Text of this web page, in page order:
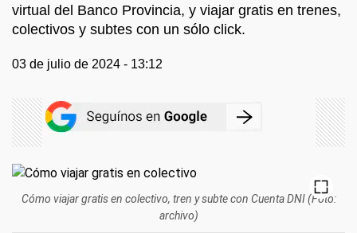
virtual del Banco Provincia, y viajar gratis en trenes,
colectivos y subtes con un sólo click.
03 de julio de 2024 - 13:12
Cómo viajar gratis en colectivo, tren y subte con Cuenta DNI (Foto:
archivo)